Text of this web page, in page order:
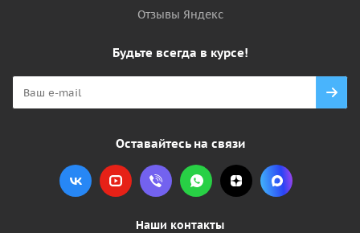
Отзывы Яндекс
Будьте всегда в курсе!
Оставайтесь на связи
Наши контакты